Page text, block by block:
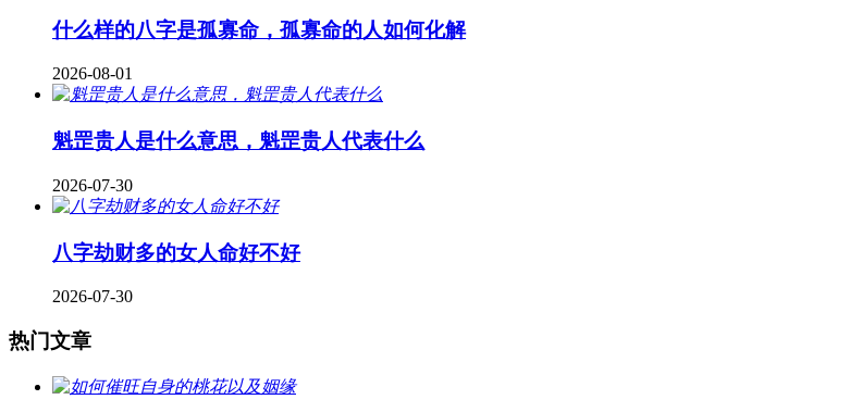
什么样的八字是孤寡命，孤寡命的人如何化解
2026-08-01
魁罡贵人是什么意思，魁罡贵人代表什么
2026-07-30
八字劫财多的女人命好不好
2026-07-30
热门文章